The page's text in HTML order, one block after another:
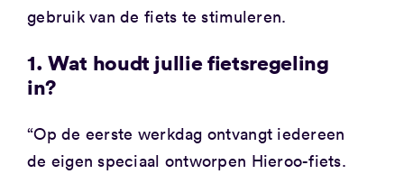
gebruik van de fiets te stimuleren.
1. Wat houdt jullie fietsregeling
in?
“Op de eerste werkdag ontvangt iedereen
de eigen speciaal ontworpen Hieroo-fiets.